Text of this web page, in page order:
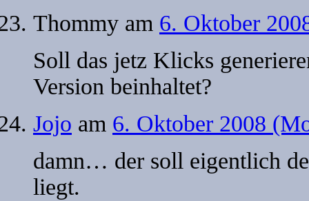
Thommy am 6. Oktober
Soll das jetz Klicks
Version beinhaltet?
Jojo am 6. Oktober 2008
damn… der soll eigentlich
liegt.